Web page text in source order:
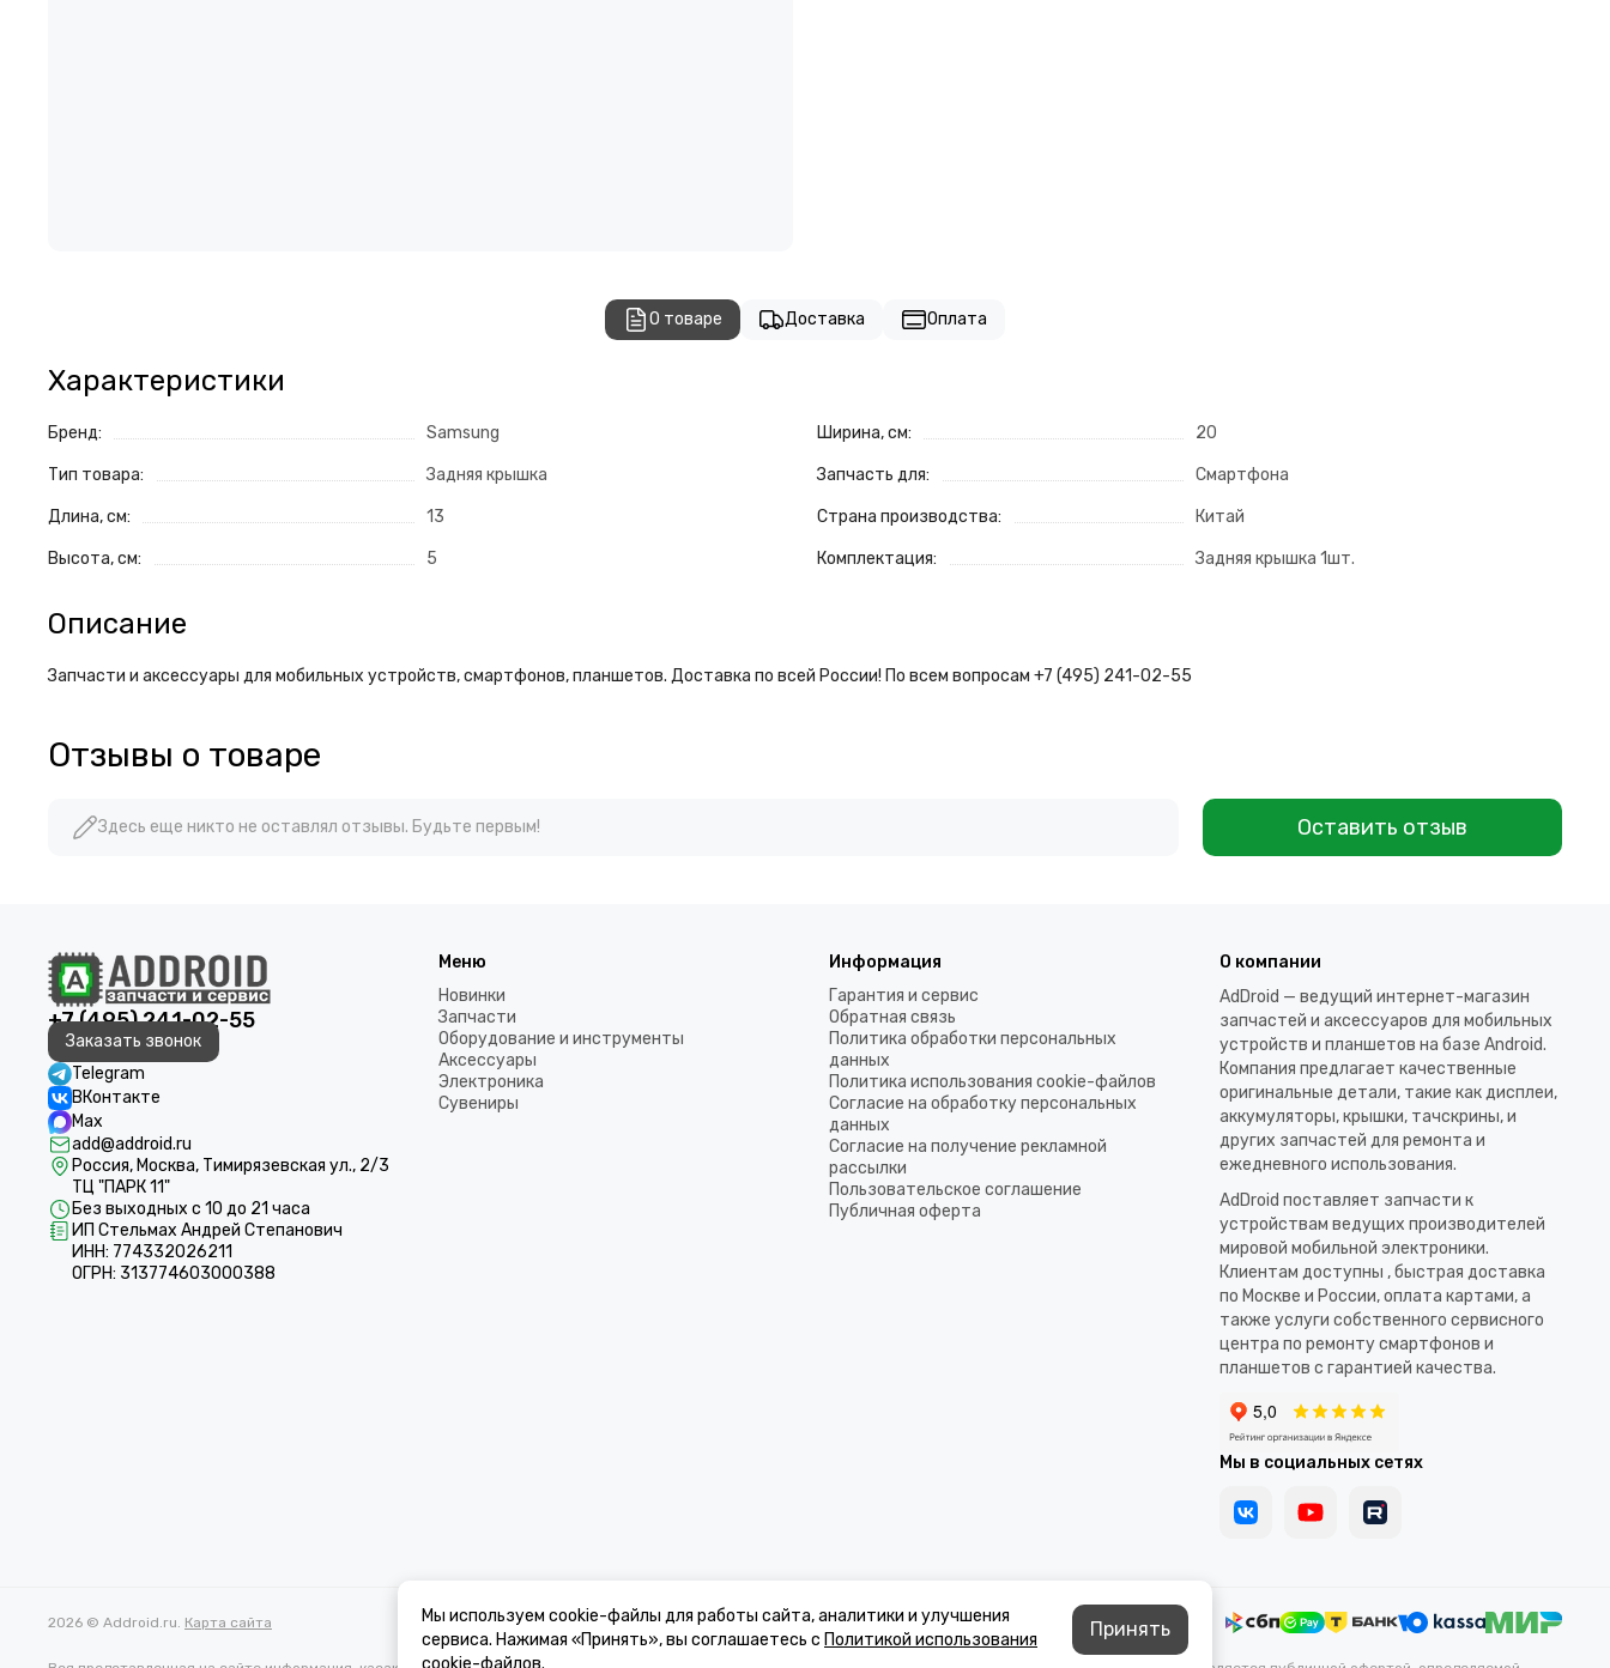
О товаре Доставка Оплата
Характеристики
Бренд: Samsung
Тип товара: Задняя крышка
Длина, см: 13
Высота, см: 5
Ширина, см: 20
Запчасть для: Смартфона
Страна производства: Китай
Комплектация: Задняя крышка 1шт.
Описание
Запчасти и аксессуары для мобильных устройств, смартфонов, планшетов. Доставка по всей России! По всем вопросам +7 (495) 241-02-55
Отзывы о товаре
Здесь еще никто не оставлял отзывы. Будьте первым! Оставить отзыв
+7 (495) 241-02-55
Заказать звонок
Telegram
ВКонтакте
Max
add@addroid.ru
Россия, Москва, Тимирязевская ул., 2/3
ТЦ "ПАРК 11"
Без выходных с 10 до 21 часа
ИП Стельмах Андрей Степанович
ИНН: 774332026211
ОГРН: 313774603000388
Меню
Новинки
Запчасти
Оборудование и инструменты
Аксессуары
Электроника
Сувениры
Информация
Гарантия и сервис
Обратная связь
Политика обработки персональных
данных
Политика использования cookie-файлов
Согласие на обработку персональных
данных
Согласие на получение рекламной
рассылки
Пользовательское соглашение
Публичная оферта
О компании
AdDroid — ведущий интернет-магазин
запчастей и аксессуаров для мобильных
устройств и планшетов на базе Android.
Компания предлагает качественные
оригинальные детали, такие как дисплеи,
аккумуляторы, крышки, тачскрины, и
других запчастей для ремонта и
ежедневного использования.​
AdDroid поставляет запчасти к
устройствам ведущих производителей
мировой мобильной электроники.
Клиентам доступны , быстрая доставка
по Москве и России, оплата картами, а
также услуги собственного сервисного
центра по ремонту смартфонов и
планшетов с гарантией качества.
Мы в социальных сетях
2026 © Addroid.ru. Карта сайта
Мы используем cookie-файлы для работы сайта, аналитики и улучшения
сервиса. Нажимая «Принять», вы соглашаетесь с Политикой использования
cookie-файлов.
Принять